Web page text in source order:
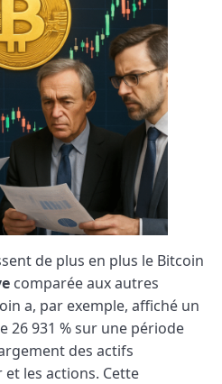
de plus en plus le Bitcoin
comparée aux autres
a, par exemple, affiché un
26 931 % sur une période
des actifs
les actions. Cette